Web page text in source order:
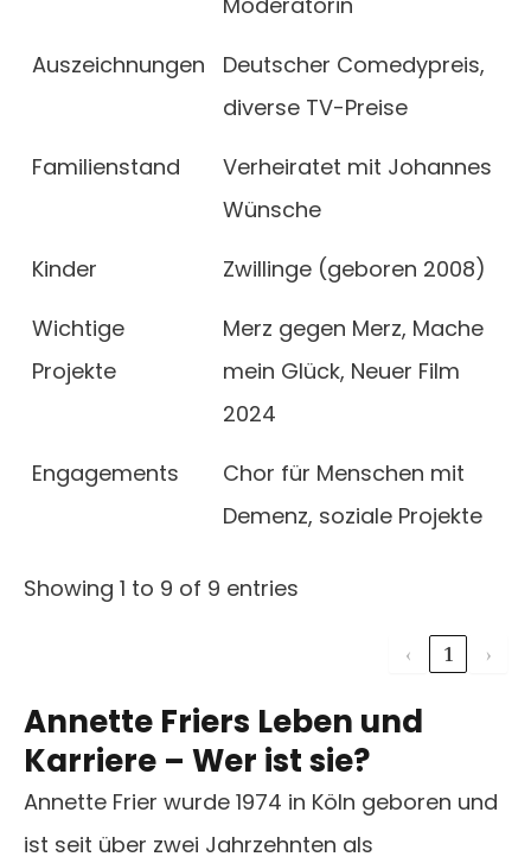
Auszeichnungen
Deutscher Comedypreis,
diverse TV-Preise
Familienstand
Verheiratet mit Johannes
Wünsche
Kinder
Zwillinge (geboren 2008)
Wichtige
Projekte
Merz gegen Merz, Mache
mein Glück, Neuer Film
2024
Engagements
Chor für Menschen mit
Demenz, soziale Projekte
Showing 1 to 9 of 9 entries
‹ 1 ›
Annette Friers Leben und
Karriere – Wer ist sie?
Annette Frier wurde 1974 in Köln geboren und
ist seit über zwei Jahrzehnten als